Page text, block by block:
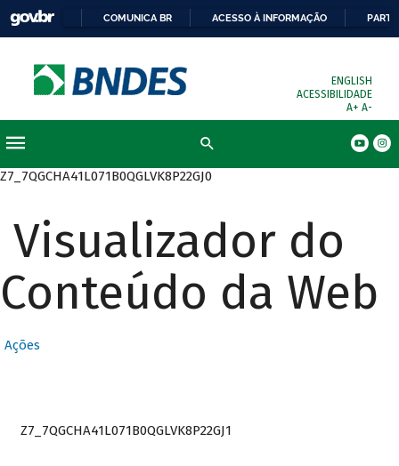
COMUNICA BR ACESSO À INFORMAÇÃO
ENGLISH
ACESSIBILIDADE
A+ A-
Z7_7QGCHA41L071B0QGLVK8P22GJ0
Visualizador do
Conteúdo da Web
Ações
Z7_7QGCHA41L071B0QGLVK8P22GJ1